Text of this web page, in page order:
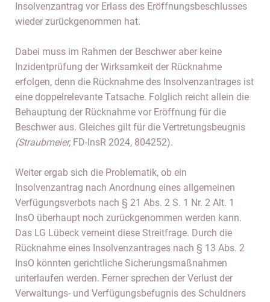
Insolvenzantrag vor Erlass des Eröffnungsbeschlusses
wieder zurückgenommen hat.
Dabei muss im Rahmen der Beschwer aber keine
Inzidentprüfung der Wirksamkeit der Rücknahme
erfolgen, denn die Rücknahme des Insolvenzantrages ist
eine doppelrelevante Tatsache. Folglich reicht allein die
Behauptung der Rücknahme vor Eröffnung für die
Beschwer aus. Gleiches gilt für die Vertretungsbeugnis
(Straubmeier, FD-InsR 2024, 804252).
Weiter ergab sich die Problematik, ob ein
Insolvenzantrag nach Anordnung eines allgemeinen
Verfügungsverbots nach § 21 Abs. 2 S. 1 Nr. 2 Alt. 1
InsO überhaupt noch zurückgenommen werden kann.
Das LG Lübeck verneint diese Streitfrage. Durch die
Rücknahme eines Insolvenzantrages nach § 13 Abs. 2
InsO könnten gerichtliche Sicherungsmaßnahmen
unterlaufen werden. Ferner sprechen der Verlust der
Verwaltungs- und Verfügungsbefugnis des Schuldners